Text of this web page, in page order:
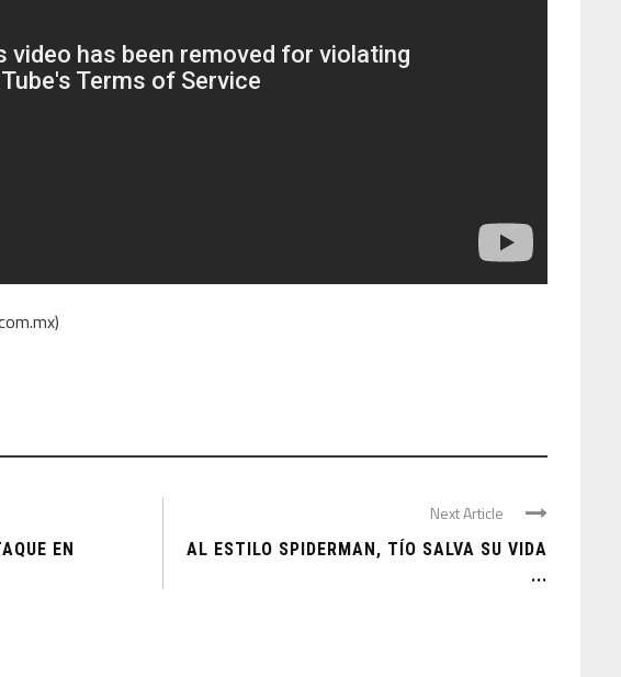
EN
Next Article
AL ESTILO SPIDERMAN, TÍO SALVA SU VIDA
...